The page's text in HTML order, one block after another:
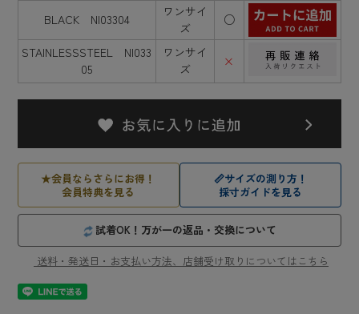
BLACK NI03304
ワンサイ
ズ
○
STAINLESSSTEEL NI033
05
ワンサイ
ズ
×
★会員ならさらにお得！
会員特典を見る
📏サイズの測り方！
採寸ガイドを見る
試着OK！万が一の返品・交換について
送料・発送日・お支払い方法、店舗受け取りについてはこちら